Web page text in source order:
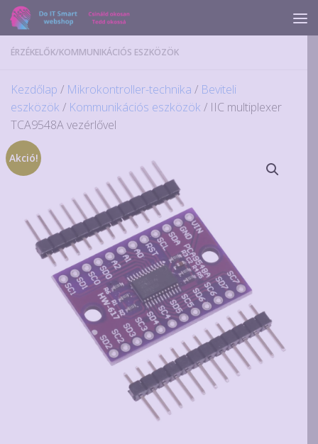
Skip to content
ÉRZÉKELŐK/KOMMUNIKÁCIÓS ESZKÖZÖK
Kezdőlap / Mikrokontroller-technika / Beviteli
eszközök / Kommunikációs eszközök / IIC multiplexer
TCA9548A vezérlővel
Akció!